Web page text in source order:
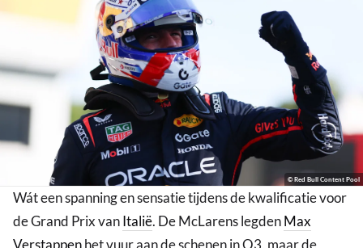
© Red Bull Content Pool
Wát een spanning en sensatie tijdens de kwalificatie voor
de Grand Prix vanItalië. De McLarens legdenMax